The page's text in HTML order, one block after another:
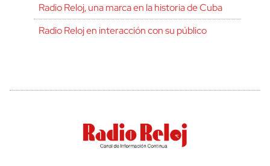
Radio Reloj, una marca en la historia de Cuba
Radio Reloj en interacción con su público